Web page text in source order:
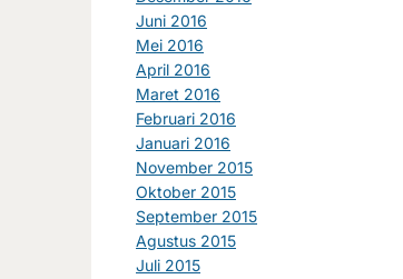
Juni 2016
Mei 2016
April 2016
Maret 2016
Februari 2016
Januari 2016
November 2015
Oktober 2015
September 2015
Agustus 2015
Juli 2015